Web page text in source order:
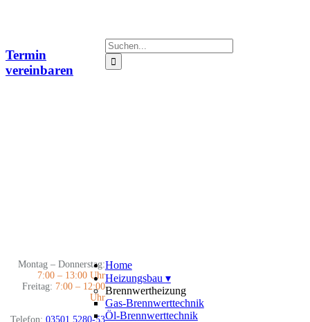
Termin
vereinbaren
Montag – Donnerstag:
7:00 – 13:00 Uhr
Freitag: 7:00 – 12:00
Uhr
Telefon: 03501 5280-53
Suche
nach:
Home
Heizungsbau ▾
Brennwertheizung
Gas-Brennwerttechnik
Öl-Brennwerttechnik